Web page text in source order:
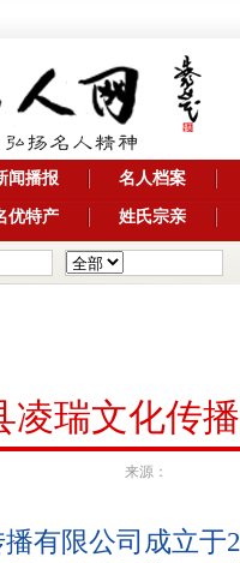
闻播报 名人档案
优特产 姓氏宗亲
凌瑞文化传
来源：
有限公司成立于